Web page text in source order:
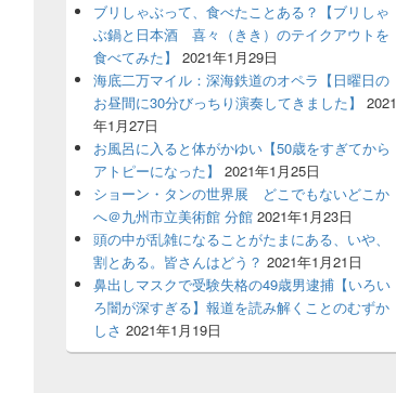
ブリしゃぶって、食べたことある？【ブリしゃ
ぶ鍋と日本酒 喜々（きき）のテイクアウトを
食べてみた】
2021年1月29日
海底二万マイル：深海鉄道のオペラ【日曜日の
お昼間に30分びっちり演奏してきました】
2021
年1月27日
お風呂に入ると体がかゆい【50歳をすぎてから
アトピーになった】
2021年1月25日
ショーン・タンの世界展 どこでもないどこか
へ＠九州市立美術館 分館 2021年1月23日
頭の中が乱雑になることがたまにある、いや、
割とある。皆さんはどう？ 2021年1月21日
鼻出しマスクで受験失格の49歳男逮捕【いろい
ろ闇が深すぎる】報道を読み解くことのむずか
しさ 2021年1月19日